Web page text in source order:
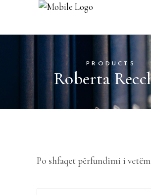
PRODUCTS
Roberta
Po shfaqet përfundimi i vetëm